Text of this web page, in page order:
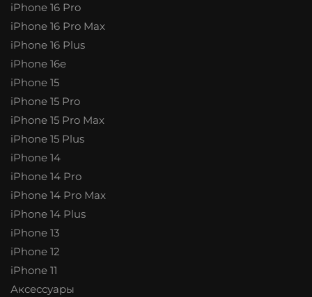
iPhone 16 Pro
iPhone 16 Pro Max
iPhone 16 Plus
iPhone 16e
iPhone 15
iPhone 15 Pro
iPhone 15 Pro Max
iPhone 15 Plus
iPhone 14
iPhone 14 Pro
iPhone 14 Pro Max
iPhone 14 Plus
iPhone 13
iPhone 12
iPhone 11
Аксессуары